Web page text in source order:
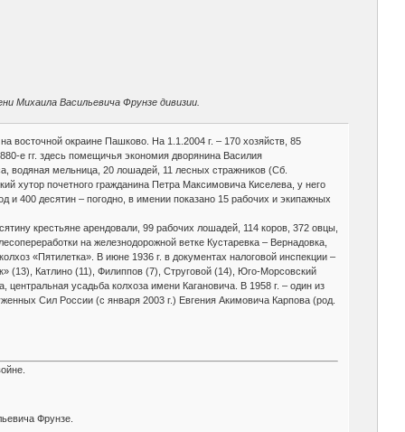
Михаила Васильевича Фрунзе дивизии.
восточной окраине Пашково. На 1.1.2004 г. – 170 хозяйств, 85
е гг. здесь помещичья экономия дворянина Василия
водяная мельница, 20 лошадей, 11 лесных стражников (Сб.
хутор почетного гражданина Петра Максимовича Киселева, у него
и 400 десятин – погодно, в имении показано 15 рабочих и экипажных
крестьяне арендовали, 99 рабочих лошадей, 114 коров, 372 овцы,
на железнодорожной ветке Кустаревка – Вернадовка,
«Пятилетка». В июне 1936 г. в документах налоговой инспекции –
(13), Катлино (11), Филиппов (7), Струговой (14), Юго-Морсовский
усадьба колхоза имени Кагановича. В 1958 г. – один из
Сил России (с января 2003 г.) Евгения Акимовича Карпова (род.
Фрунзе.